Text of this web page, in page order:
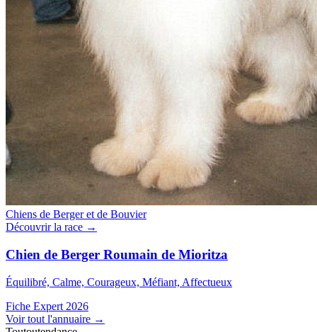
Chiens de Berger et de Bouvier
Découvrir la race →
Chien de Berger Roumain de Mioritza
Équilibré, Calme, Courageux, Méfiant, Affectueux
Fiche Expert 2026
Voir tout l'annuaire →